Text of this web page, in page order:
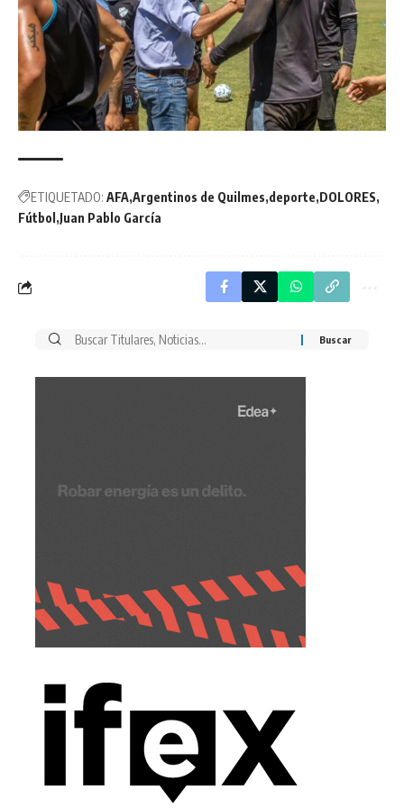
ETIQUETADO: AFA Argentinos de Quilmes deporte DOLORES
Fútbol Juan Pablo García
Buscar